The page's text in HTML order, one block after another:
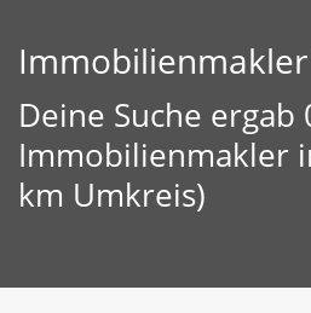
Deine Suche ergab
Immobilienmakler
km Umkreis)